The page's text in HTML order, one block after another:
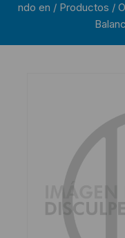
ndo en / Productos /